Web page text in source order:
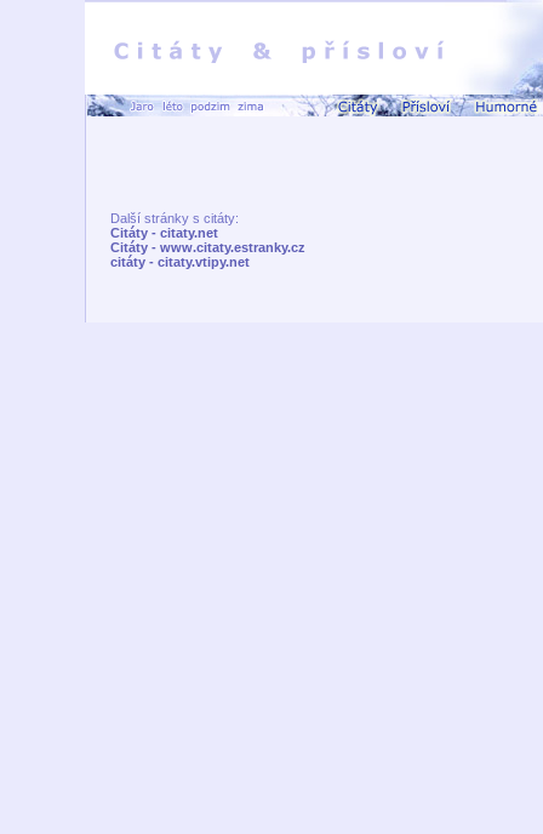
Další stránky s citáty:
Citáty - citaty.net
Citáty - www.citaty.estranky.cz
citáty - citaty.vtipy.net